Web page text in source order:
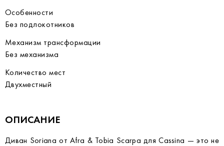
Особенности
Без подлокотников
Механизм трансформации
Без механизма
Количество мест
Двухместный
ОПИСАНИЕ
Диван Soriana от Afra & Tobia Scarpa для Cassina — это не